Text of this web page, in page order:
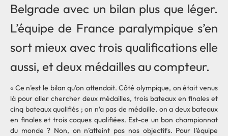
Belgrade avec un bilan plus que léger.
L’équipe de France paralympique s’en
sort mieux avec trois qualifications elle
aussi, et deux médailles au compteur.
« Ce n’est le bilan qu’on attendait. Côté olympique, on était venus
là pour aller chercher deux médailles, trois bateaux en finales et
cinq bateaux qualifiés ; on n’a pas de médaille, on a deux bateaux
en finales et trois coques qualifiées. Est-ce un bon championnat
du monde ? Non, on n’atteint pas nos objectifs. Pour l’équipe